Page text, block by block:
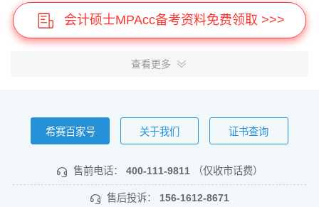
会计硕士MPAcc备考资料免费领取 >>>
查看更多
希赛百家号 关于我们 证书查询
售前电话： 400-111-9811 （仅收市话费）
售后投诉： 156-1612-8671